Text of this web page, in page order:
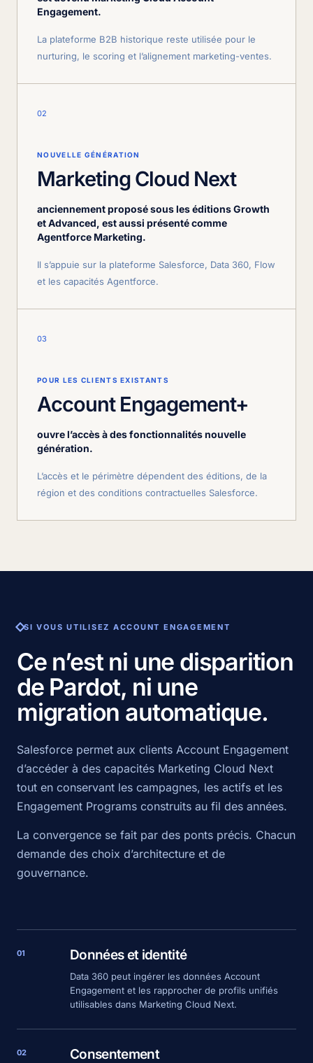
Engagement.
La plateforme B2B historique reste utilisée pour le
nurturing, le scoring et l’alignement marketing-ventes.
02
NOUVELLE GÉNÉRATION
Marketing Cloud Next
anciennement proposé sous les éditions Growth
et Advanced, est aussi présenté comme
Agentforce Marketing.
Il s’appuie sur la plateforme Salesforce, Data 360, Flow
et les capacités Agentforce.
03
POUR LES CLIENTS EXISTANTS
Account Engagement+
ouvre l’accès à des fonctionnalités nouvelle
génération.
L’accès et le périmètre dépendent des éditions, de la
région et des conditions contractuelles Salesforce.
SI VOUS UTILISEZ ACCOUNT ENGAGEMENT
Ce n’est ni une disparition
de Pardot, ni une
migration automatique.
Salesforce permet aux clients Account Engagement
d’accéder à des capacités Marketing Cloud Next
tout en conservant les campagnes, les actifs et les
Engagement Programs construits au fil des années.
La convergence se fait par des ponts précis. Chacun
demande des choix d’architecture et de
gouvernance.
01 Données et identité
Data 360 peut ingérer les données Account
Engagement et les rapprocher de profils unifiés
utilisables dans Marketing Cloud Next.
02 Consentement